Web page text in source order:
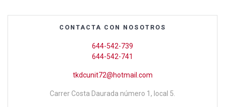
o
o
k
A ar
CONTACTA CON NOSOTROS
644-542-739
644-542-741
tkdcunit72@hotmail.com
Carrer Costa Daurada número 1, local 5.